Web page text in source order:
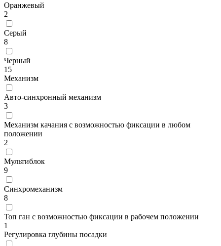
Оранжевый
2
Серый
8
Черный
15
Механизм
Авто-синхронный механизм
3
Механизм качания с возможностью фиксации в любом
положении
2
Мультиблок
9
Синхромеханизм
8
Топ ган с возможностью фиксации в рабочем положении
1
Регулировка глубины посадки